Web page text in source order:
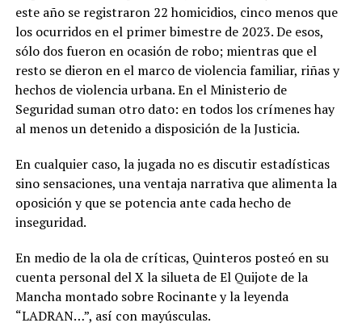
este año se registraron 22 homicidios, cinco menos que
los ocurridos en el primer bimestre de 2023. De esos,
sólo dos fueron en ocasión de robo; mientras que el
resto se dieron en el marco de violencia familiar, riñas y
hechos de violencia urbana. En el Ministerio de
Seguridad suman otro dato: en todos los crímenes hay
al menos un detenido a disposición de la Justicia.
En cualquier caso, la jugada no es discutir estadísticas
sino sensaciones, una ventaja narrativa que alimenta la
oposición y que se potencia ante cada hecho de
inseguridad.
En medio de la ola de críticas, Quinteros posteó en su
cuenta personal del X la silueta de El Quijote de la
Mancha montado sobre Rocinante y la leyenda
“LADRAN…”, así con mayúsculas.